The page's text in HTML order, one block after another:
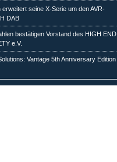
erweitert seine X-Serie um den AVR-
DAB
bestätigen Vorstand des HIGH END
e.V.
Vantage 5th Anniversary Edition